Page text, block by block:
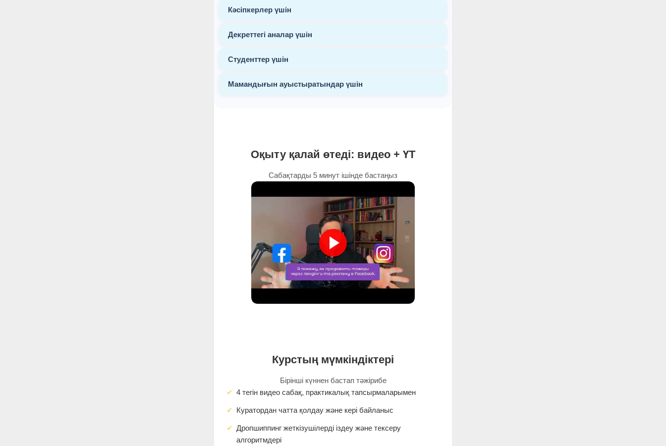
Кәсіпкерлер үшін
Декреттегі аналар үшін
Студенттер үшін
Мамандығын ауыстыратындар үшін
Оқыту қалай өтеді: видео + ҮТ
Сабақтарды 5 минут ішінде бастаңыз
Курстың мүмкіндіктері
Бірінші күннен бастап тәжірибе
4 тегін видео сабақ, практикалық тапсырмаларымен
Куратордан чатта қолдау және кері байланыс
Дропшиппинг жеткізушілерді іздеу және тексеру
алгоритмдері